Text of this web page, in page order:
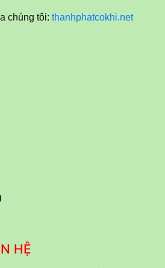
chúng tôi: thanhphatcokhi.net
HỆ